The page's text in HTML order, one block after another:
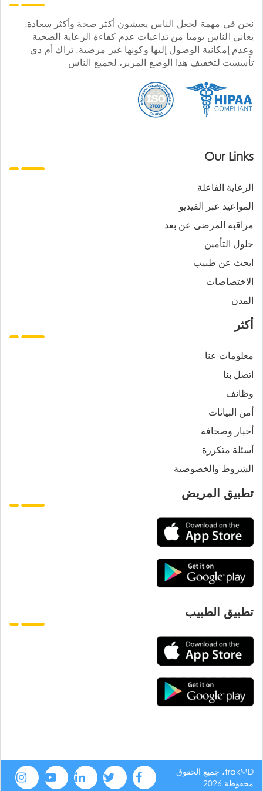
نحن في مهمة لجعل الناس يعيشون أكثر صحة وأكثر سعادة.
يعاني الناس يوميا من تداعيات عدم كفاءة الرعاية الصحية
وعدم إمكانية الوصول إليها وكونها غير مرضية. تراك أم دي
تأسست لتخفيف هذا الوضع المرير، لجميع الناس
Our Links
الرعاية الفاعلة
المواعيد عبر الفيديو
مراقبة المرضى عن بعد
حلول التأمين
ابحث عن طبيب
الاختصاصات
المدن
أكثر
معلومات عنا
اتصل بنا
وظائف
أمن البيانات
أخبار وصحافة
أسئلة متكررة
الشروط والخصوصية
تطبيق المريض
تطبيق الطبيب
trakMD، جميع الحقوق
محفوظة 2026